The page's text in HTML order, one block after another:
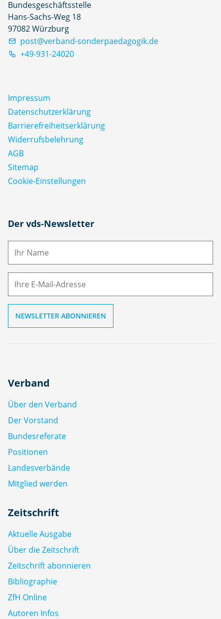
Bundesgeschäftsstelle
Hans-Sachs-Weg 18
97082 Würzburg
post@verband-sonderpaedagogik.de
+49-931-24020
Impressum
Datenschutz­erklärung
Barrierefreiheitserklärung
Widerrufsbelehrung
AGB
Sitemap
Cookie-Einstellungen
Der vds-Newsletter
N
M
Verband
Über den Verband
Der Vorstand
Bundesreferate
Positionen
Landesverbände
Mitglied werden
Zeitschrift
Aktuelle Ausgabe
Über die Zeitschrift
Zeitschrift abonnieren
Bibliographie
ZfH Online
Autoren Infos